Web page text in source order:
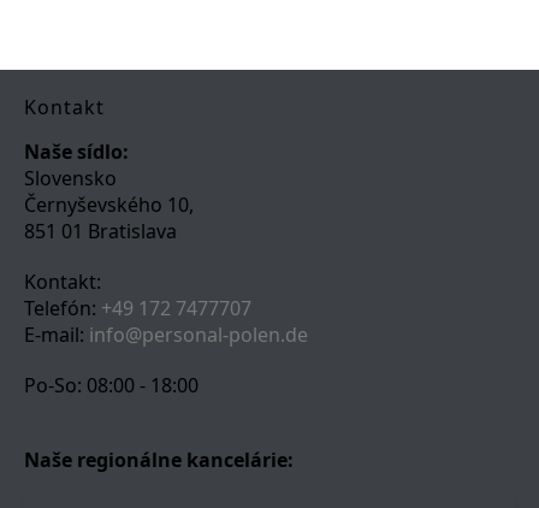
Kontakt
Naše sídlo:
Slovensko
Černyševského 10,
851 01 Bratislava
Kontakt:
Telefón: +49 172 7477707
E-mail: info@personal-polen.de
Po-So: 08:00 - 18:00
Naše regionálne kancelárie: